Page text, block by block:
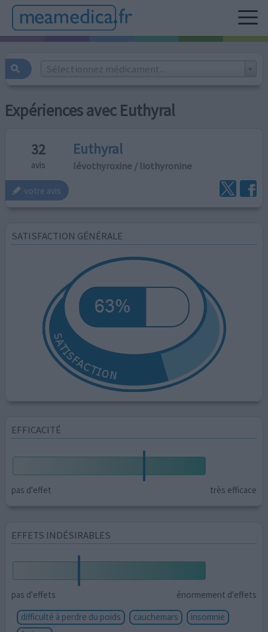
Sélectionnez médicament...
Expériences avec Euthyral
32
avis
Euthyral
lévothyroxine / liothyronine
votre avis
SATISFACTION GÉNÉRALE
EFFICACITÉ
pas d'effet très efficace
EFFETS INDÉSIRABLES
pas d'effets
énormement d'effets
difficulté à perdre du poids
cauchemars
insomnie